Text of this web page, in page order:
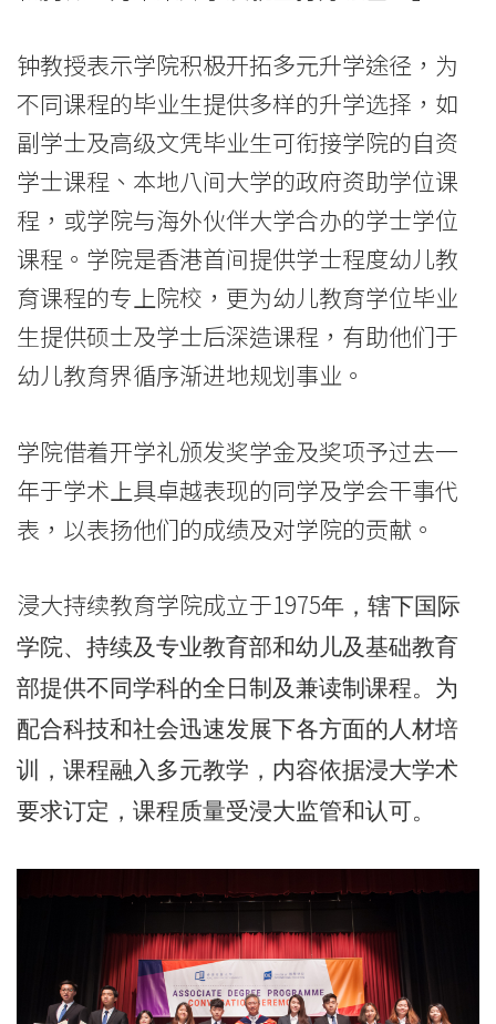
息
国
际
学
院
香
港
浸
会
大
学
钟教授表示学院积极开拓多元升学途径，为
不同课程的毕业生提供多样的升学选择，如
副学士及高级文凭毕业生可衔接学院的自资
学士课程、本地八间大学的政府资助学位课
程，或学院与海外伙伴大学合办的学士学位
课程。学院是香港首间提供学士程度幼儿教
育课程的专上院校，更为幼儿教育学位毕业
生提供硕士及学士后深造课程，有助他们于
幼儿教育界循序渐进地规划事业。
学院借着开学礼颁发奖学金及奖项予过去一
年于学术上具卓越表现的同学及学会干事代
表，以表扬他们的成绩及对学院的贡献。
浸大持续教育学院成立于1975年，辖下国际
学院、持续及专业教育部和幼儿及基础教育
部提供不同学科的全日制及兼读制课程。为
配合科技和社会迅速发展下各方面的人材培
训，课程融入多元教学，内容依据浸大学术
要求订定，课程质量受浸大监管和认可。